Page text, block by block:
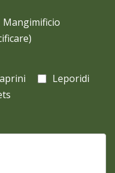
Mangimificio
Leporidi